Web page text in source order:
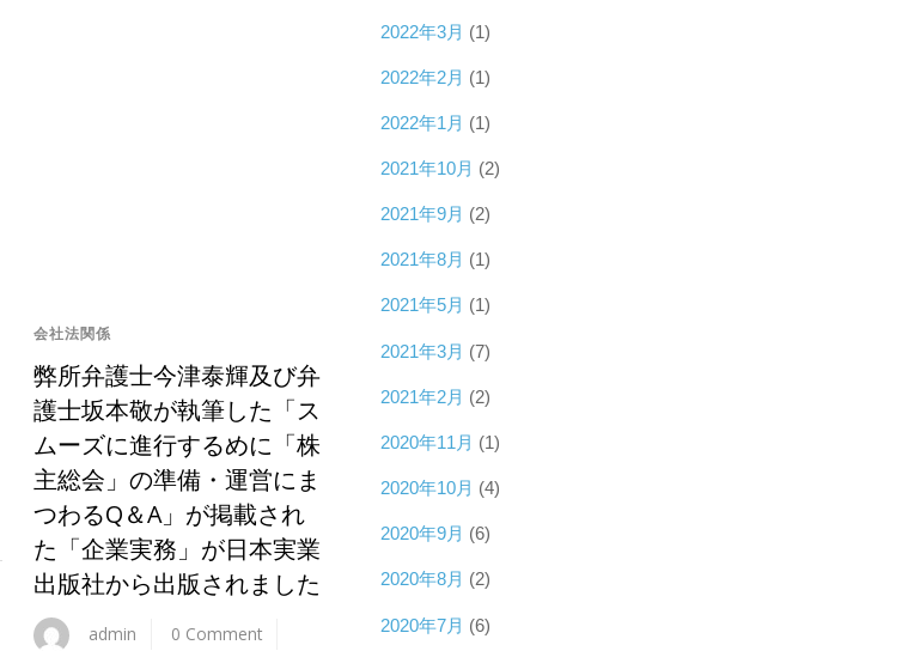
会社法関係
弊所弁護士今津泰輝及び弁
護士坂本敬が執筆した「ス
ムーズに進行するめに「株
主総会」の準備・運営にま
つわるQ＆A」が掲載され
た「企業実務」が日本実業
出版社から出版されました
admin
0 Comment
2022年3月 (1)
2022年2月 (1)
2022年1月 (1)
2021年10月 (2)
2021年9月 (2)
2021年8月 (1)
2021年5月 (1)
2021年3月 (7)
2021年2月 (2)
2020年11月 (1)
2020年10月 (4)
2020年9月 (6)
2020年8月 (2)
2020年7月 (6)